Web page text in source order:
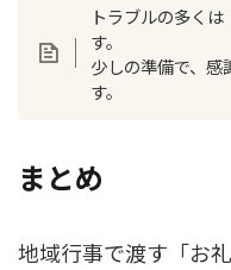
トラブルの多く
す。
少しの準備で、感
す。
まとめ
地域行事で渡す「お